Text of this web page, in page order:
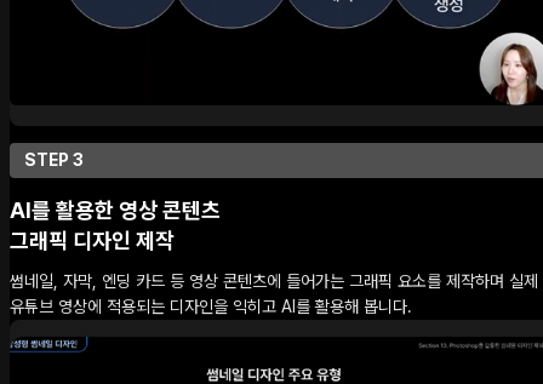
STEP 3
AI를 활용한 영상 콘텐츠
그래픽 디자인 제작
썸네일, 자막, 엔딩 카드 등 영상 콘텐츠에 들어가는 그래픽 요소를 제작하며 실제
유튜브 영상에 적용되는 디자인을 익히고 AI를 활용해 봅니다.